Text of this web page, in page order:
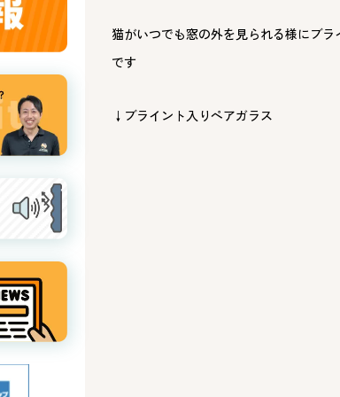
猫がいつでも窓の外を見られる様にブ
です
↓ブライント入りペアガラス